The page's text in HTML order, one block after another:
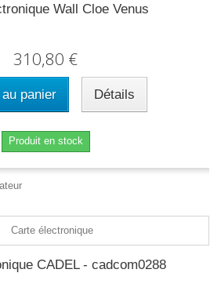
Wall Cloe Venus
310,80 €
panier Détails
Produit en stock
CADEL - cadcom0288